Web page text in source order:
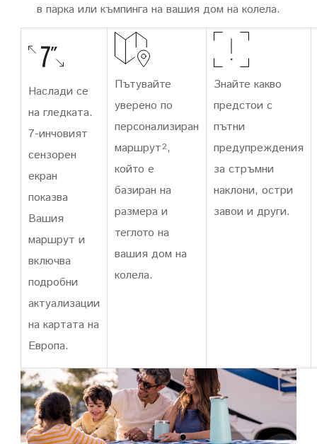
в парка или къмпинга на вашия дом на колела.
Наслади се
на гледката.
7-инчовият
сензорен
екран
показва
Вашия
маршрут и
включва
подробни
актуализации
на картата на
Европа.
Пътувайте
уверено по
персонализиран
маршрут2,
който е
базиран на
размера и
теглото на
вашия дом на
колела.
Знайте какво
предстои с
пътни
предупреждения
за стръмни
наклони, остри
завои и други.